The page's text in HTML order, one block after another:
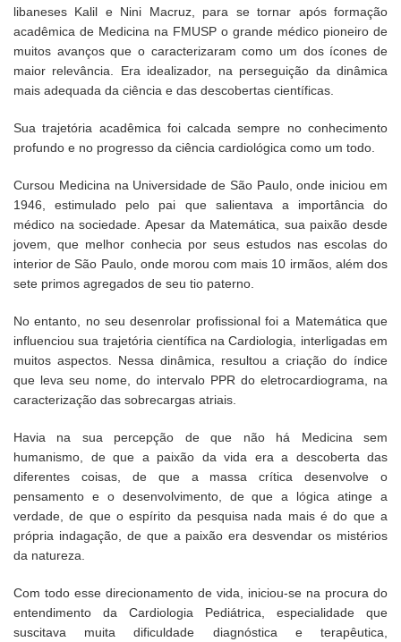
libaneses Kalil e Nini Macruz, para se tornar após formação
acadêmica de Medicina na FMUSP o grande médico pioneiro de
muitos avanços que o caracterizaram como um dos ícones de
maior relevância. Era idealizador, na perseguição da dinâmica
mais adequada da ciência e das descobertas científicas.
Sua trajetória acadêmica foi calcada sempre no conhecimento
profundo e no progresso da ciência cardiológica como um todo.
Cursou Medicina na Universidade de São Paulo, onde iniciou em
1946, estimulado pelo pai que salientava a importância do
médico na sociedade. Apesar da Matemática, sua paixão desde
jovem, que melhor conhecia por seus estudos nas escolas do
interior de São Paulo, onde morou com mais 10 irmãos, além dos
sete primos agregados de seu tio paterno.
No entanto, no seu desenrolar profissional foi a Matemática que
influenciou sua trajetória científica na Cardiologia, interligadas em
muitos aspectos. Nessa dinâmica, resultou a criação do índice
que leva seu nome, do intervalo PPR do eletrocardiograma, na
caracterização das sobrecargas atriais.
Havia na sua percepção de que não há Medicina sem
humanismo, de que a paixão da vida era a descoberta das
diferentes coisas, de que a massa crítica desenvolve o
pensamento e o desenvolvimento, de que a lógica atinge a
verdade, de que o espírito da pesquisa nada mais é do que a
própria indagação, de que a paixão era desvendar os mistérios
da natureza.
Com todo esse direcionamento de vida, iniciou-se na procura do
entendimento da Cardiologia Pediátrica, especialidade que
suscitava muita dificuldade diagnóstica e terapêutica,